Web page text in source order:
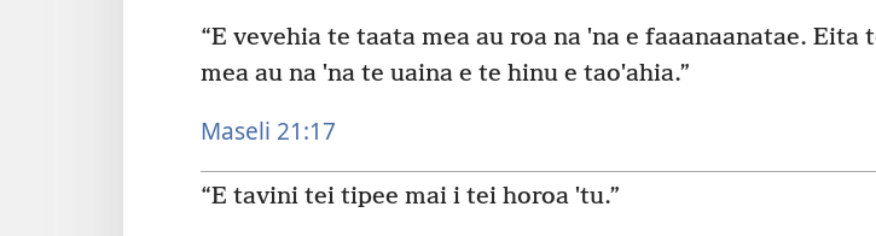
“E vevehia te taata mea au roa na ˈna e faaanaanatae. Eita
mea au na ˈna te uaina e te hinu e taoˈahia.”
Maseli 21:17
“E tavini tei tipee mai i tei horoa ˈtu.”